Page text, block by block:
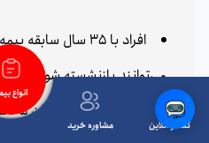
افراد با 35 سال
می‌توانند بازنشسته شوند.
گفتگو آنلاین مشاوره خرید
انواع